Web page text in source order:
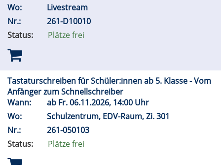
Wo:
Livestream
Nr.:
261-D10010
Status:
Plätze frei
Tastaturschreiben für Schüler:innen ab 5. Klasse - Vom
Anfänger zum Schnellschreiber
Wann:
ab Fr.06.11.2026, 14:00 Uhr
Wo:
Schulzentrum, EDV-Raum, Zi. 301
Nr.:
261-050103
Status:
Plätze frei